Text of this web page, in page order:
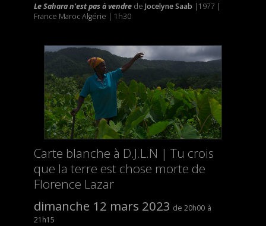
Le Sahara n'est pas à vendrede Jocelyne Saab |1977 |
France Maroc Algérie | 1h30
Carte blanche à D.J.L.N | Tu crois
que la terre est chose morte de
Florence Lazar
dimanche 12 mars 2023
20h00
21h15